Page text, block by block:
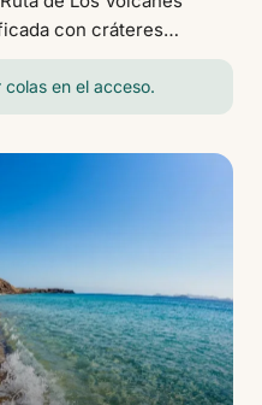
con cráteres
bajo tierra supera los
en el Islote de
en el acceso.